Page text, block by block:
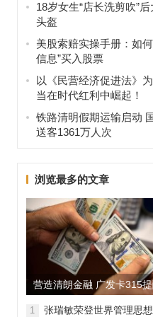
18岁女生“店长洗剪吹”
头盔
美股索赔实操手册：如
信息”买入股票
以《民营经济促进法》
当在时代红利中崛起！
铁路清明假期运输启动
送客1361万人次
浏览最多的文章
营造清朗金融 广发卡315
理维权”
1 张瑞敏荣登世界管理思